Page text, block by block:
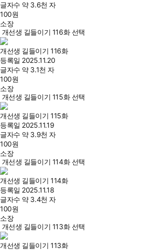
글자수 약 3.6천 자
100원
소장
개선생 길들이기 116화 선택
개선생 길들이기 116화
등록일 2025.11.20
글자수 약 3.1천 자
100원
소장
개선생 길들이기 115화 선택
개선생 길들이기 115화
등록일 2025.11.19
글자수 약 3.9천 자
100원
소장
개선생 길들이기 114화 선택
개선생 길들이기 114화
등록일 2025.11.18
글자수 약 3.4천 자
100원
소장
개선생 길들이기 113화 선택
개선생 길들이기 113화